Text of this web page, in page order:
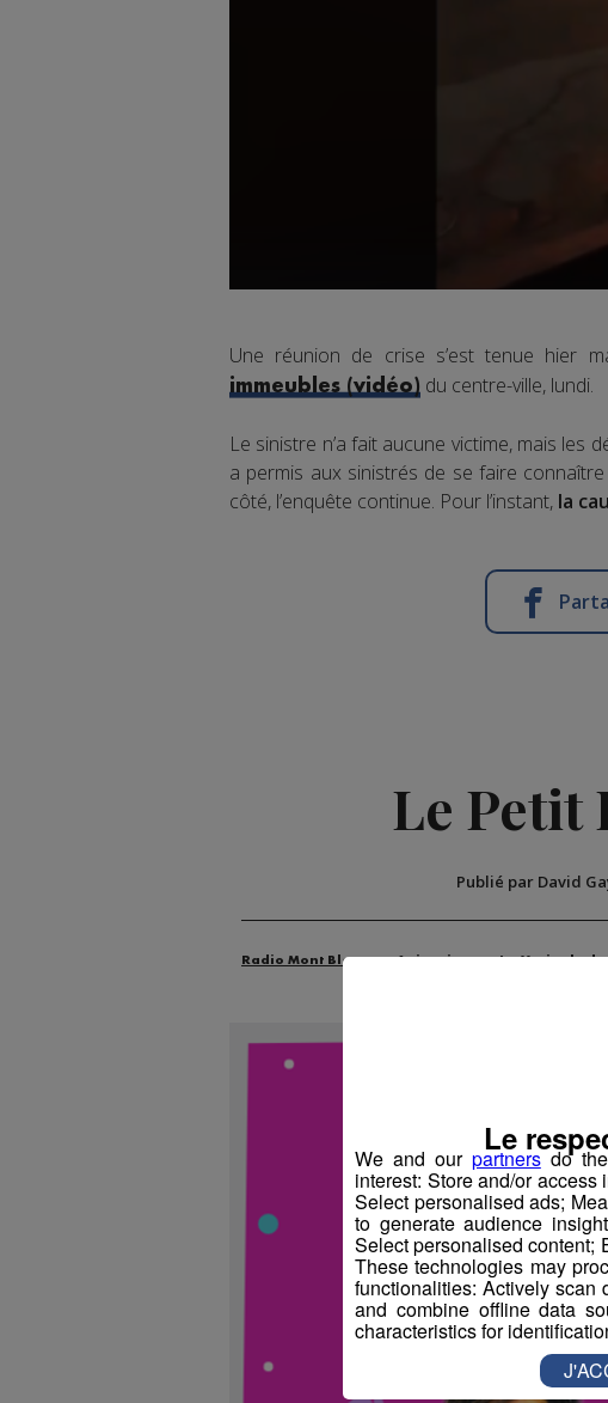
Une réunion de crise s’est tenue hier
immeubles (vidéo) du centre-ville, lundi.
Le sinistre n’a fait aucune victime, mais les
a permis aux sinistrés de se faire
côté, l’enquête continue. Pour l’instant, la
Le Petit
Publié par David
Radio Mont Blanc Animation La Matinale
We and our partnersdo the
interest: Store and/or
Select personalised ads;
to generate audience
Select personalised content;
These technologies may
functionalities: Actively scan
and combine offline data
characteristics for
Le